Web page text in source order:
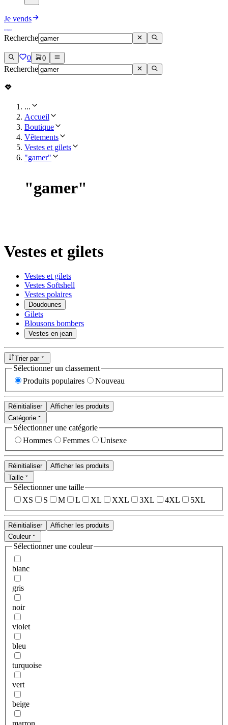
Je vends
Recherche
0 0
Recherche
...
Accueil
Boutique
Vêtements
Vestes et gilets
"gamer"
"gamer"
Vestes et gilets
Vestes et gilets
Vestes Softshell
Vestes polaires
Doudounes
Gilets
Blousons bombers
Vestes en jean
Trier par
Sélectionner un classement
Produits populaires
Nouveau
Réinitialiser
Afficher les produits
Catégorie
Sélectionner une catégorie
Hommes
Femmes Unisexe
Réinitialiser
Afficher les produits
Taille
Sélectionner une taille
XS
S M L XL XXL 3XL 4XL 5XL
Réinitialiser
Afficher les produits
Couleur
Sélectionner une couleur
blanc
gris
noir
violet
bleu
turquoise
vert
beige
marron